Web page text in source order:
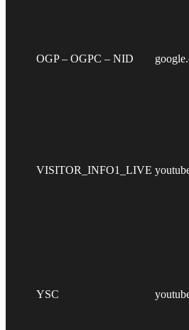
OGP – OGPC – NID
VISITOR_INFO1_LIVE
YSC